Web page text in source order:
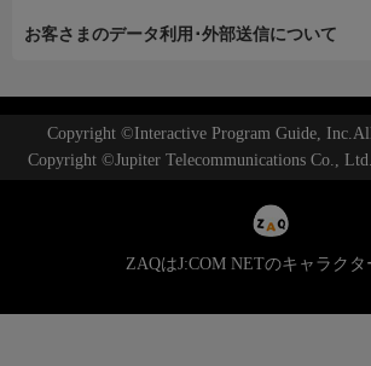
お客さまのデータ利用･外部送信について
Copyright ©Interactive Program Guide, Inc.All
Copyright ©Jupiter Telecommunications Co.,
ZAQはJ:COM NETのキャラクタ